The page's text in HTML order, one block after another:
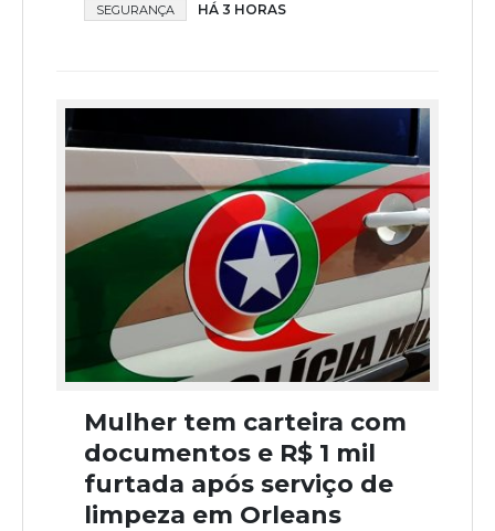
SEGURANÇA HÁ 3 HORAS
Mulher tem carteira com
documentos e R$ 1 mil
furtada após serviço de
limpeza em Orleans